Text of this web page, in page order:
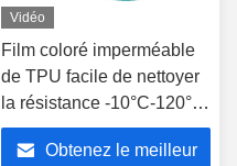
Vidéo
Film coloré imperméable
de TPU facile de nettoyer
la résistance -10°C-120°C
de la température
Obtenez le meilleur